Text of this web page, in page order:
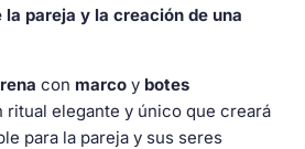
la pareja y la creación de una
con marco y botes
ritual elegante y único que creará
para la pareja y sus seres